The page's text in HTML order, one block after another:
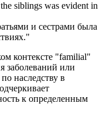
siblings was evident in
и сестрами была
контексте "familial"
заболеваний или
наследству в
к определенным